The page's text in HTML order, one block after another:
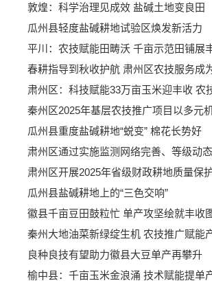
敦煌：科学治理见成效 盐碱土地变良田
瓜州县轻度盐碱耕地试验区焕发新活力
平川：农技赋能田畴沃 千亩示范田铺展
春耕指导到秋收护航 肃州区农技服务成
肃州区：科技赋能33万亩玉米迎丰收 农
秦州区2025年基层农技推广项目以多元
瓜州县重度盐碱耕地“蜕变” 棉花长势好
肃州区通过实施监测网络完善、等级动
肃州区开展2025年省级财政耕地质量保
瓜州县盐碱耕地上的“三色交响”
徽县千亩豆田鼓粒忙 单产攻坚绘就丰收
秦州大地油菜新绿绽生机 农技推广赋能
良种良技有望助力徽县大豆单产再攀升
榆中县：千亩玉米金浪涌 技术赋能提单